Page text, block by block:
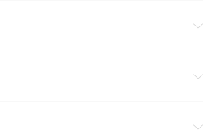
design s 3D efektem
na stěnu